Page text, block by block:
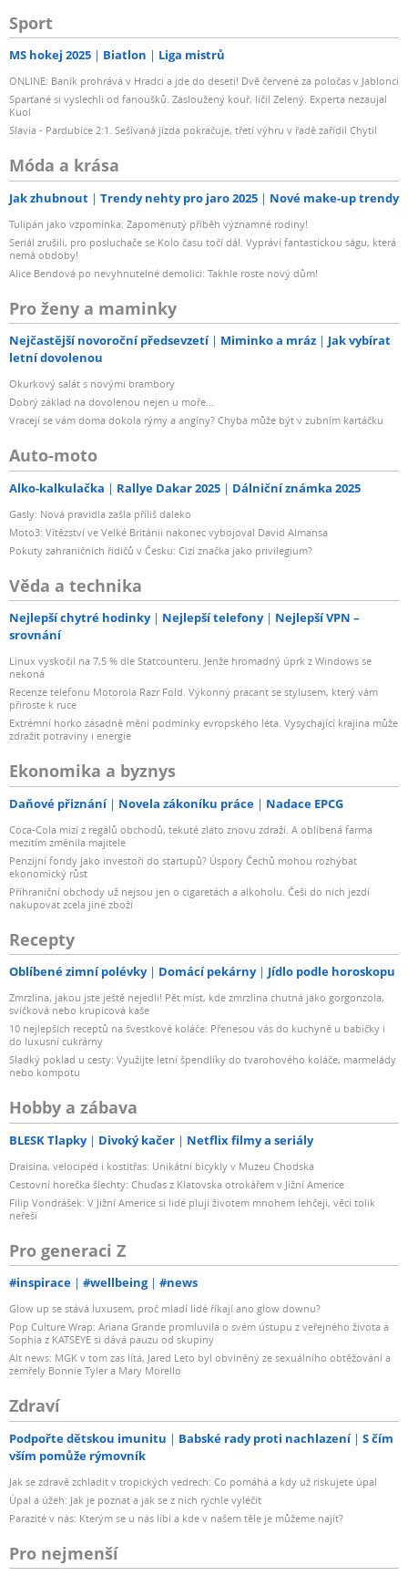
Sport
MS hokej 2025 Biatlon Liga mistrů
ONLINE: Baník prohrává v Hradci a jde do deseti! Dvě červené za poločas v Jablonci
Sparťané si vyslechli od fanoušků. Zasloužený kouř, líčil Zelený. Experta nezaujal
Kuol
Slavia - Pardubice 2:1. Sešívaná jízda pokračuje, třetí výhru v řadě zařídil Chytil
Móda a krása
Jak zhubnout Trendy nehty pro jaro 2025 Nové make-up trendy
Tulipán jako vzpomínka: Zapomenutý příběh významné rodiny!
Seriál zrušili, pro posluchače se Kolo času točí dál. Vypráví fantastickou ságu, která
nemá obdoby!
Alice Bendová po nevyhnutelné demolici: Takhle roste nový dům!
Pro ženy a maminky
Nejčastější novoroční předsevzetí Miminko a mráz
Jak vybírat
letní dovolenou
Okurkový salát s novými brambory
Dobrý základ na dovolenou nejen u moře...
Vracejí se vám doma dokola rýmy a angíny? Chyba může být v zubním kartáčku
Auto-moto
Alko-kalkulačka Rallye Dakar 2025 Dálniční známka 2025
Gasly: Nová pravidla zašla příliš daleko
Moto3: Vítězství ve Velké Británii nakonec vybojoval David Almansa
Pokuty zahraničních řidičů v Česku: Cizí značka jako privilegium?
Věda a technika
Nejlepší chytré hodinky Nejlepší telefony
Nejlepší VPN –
srovnání
Linux vyskočil na 7,5 % dle Statcounteru. Jenže hromadný úprk z Windows se
nekoná
Recenze telefonu Motorola Razr Fold. Výkonný pracant se stylusem, který vám
přiroste k ruce
Extrémní horko zásadně mění podmínky evropského léta. Vysychající krajina může
zdražit potraviny i energie
Ekonomika a byznys
Daňové přiznání Novela zákoníku práce Nadace EPCG
Coca-Cola mizí z regálů obchodů, tekuté zlato znovu zdraží. A oblíbená farma
mezitím změnila majitele
Penzijní fondy jako investoři do startupů? Úspory Čechů mohou rozhýbat
ekonomický růst
Příhraniční obchody už nejsou jen o cigaretách a alkoholu. Češi do nich jezdí
nakupovat zcela jiné zboží
Recepty
Oblíbené zimní polévky Domácí pekárny Jídlo podle horoskopu
Zmrzlina, jakou jste ještě nejedli! Pět míst, kde zmrzlina chutná jako gorgonzola,
svíčková nebo krupicová kaše
10 nejlepších receptů na švestkové koláče: Přenesou vás do kuchyně u babičky i
do luxusní cukrárny
Sladký poklad u cesty: Využijte letní špendlíky do tvarohového koláče, marmelády
nebo kompotu
Hobby a zábava
BLESK Tlapky Divoký kačer Netflix filmy a seriály
Draisina, velocipéd i kostitřas: Unikátní bicykly v Muzeu Chodska
Cestovní horečka šlechty: Chuďas z Klatovska otrokářem v Jižní Americe
Filip Vondrášek: V Jižní Americe si lidé plují životem mnohem lehčeji, věci tolik
neřeší
Pro generaci Z
#inspirace #wellbeing #news
Glow up se stává luxusem, proč mladí lidé říkají ano glow downu?
Pop Culture Wrap: Ariana Grande promluvila o svém ústupu z veřejného života a
Sophia z KATSEYE si dává pauzu od skupiny
Alt news: MGK v tom zas lítá, Jared Leto byl obviněný ze sexuálního obtěžování a
zemřely Bonnie Tyler a Mary Morello
Zdraví
Podpořte dětskou imunitu Babské rady proti nachlazení
S čím
vším pomůže rýmovník
Jak se zdravě zchladit v tropických vedrech: Co pomáhá a kdy už riskujete úpal
Úpal a úžeh: Jak je poznat a jak se z nich rychle vyléčit
Parazité v nás: Kterým se u nás líbí a kde v našem těle je můžeme najít?
Pro nejmenší